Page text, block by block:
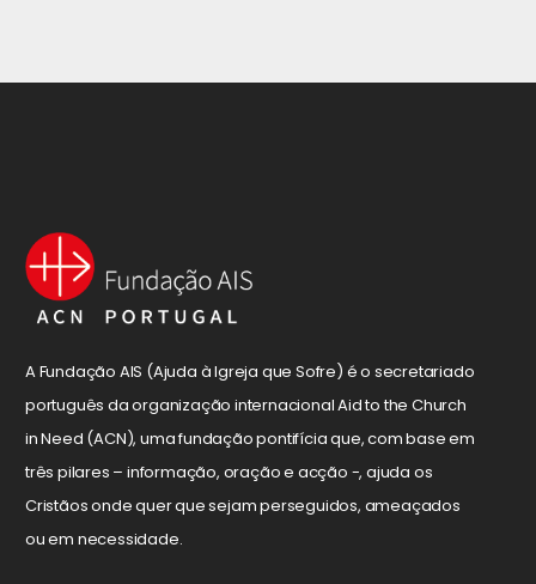
A Fundação AIS (Ajuda à Igreja que Sofre) é o secretariado
português da organização internacional Aid to the Church
in Need (ACN), uma fundação pontifícia que, com base em
três pilares – informação, oração e acção -, ajuda os
Cristãos onde quer que sejam perseguidos, ameaçados
ou em necessidade.